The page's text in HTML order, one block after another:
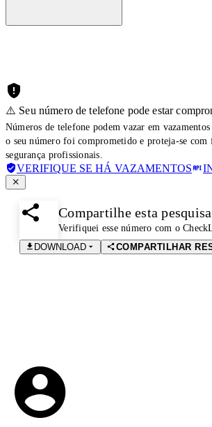
⚠️ Seu número de telefone pode estar
Números de telefone podem vazar em
o seu número foi comprometido e proteja-se com
segurança profissionais.
VERIFIQUE SE HÁ VAZAMENTOS
Compartilhe esta pesquisa
Verifiquei esse número com o
DOWNLOAD
COMPARTILHAR